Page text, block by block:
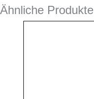
Ähnliche Produkte